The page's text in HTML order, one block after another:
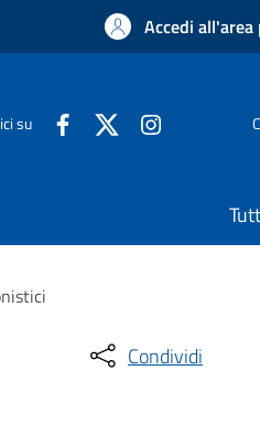
Accedi all'area
su
Condividi